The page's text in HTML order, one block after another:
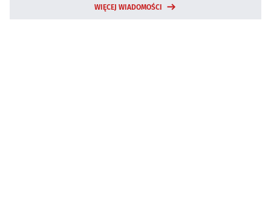
WIĘCEJ WIADOMOŚCI